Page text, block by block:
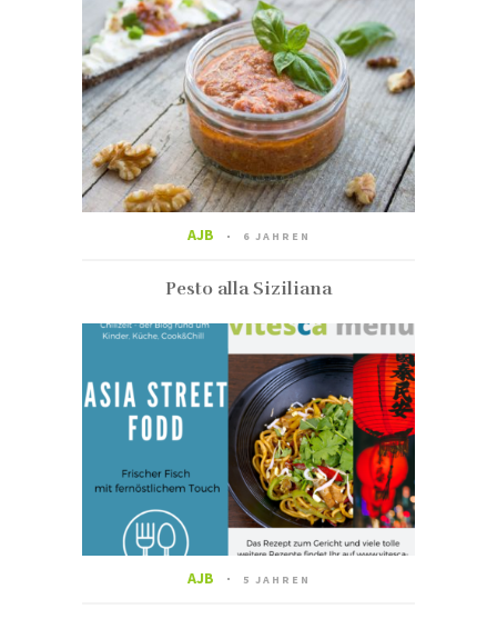
AJB 6 JAHREN
Pesto alla Siziliana
AJB 5 JAHREN